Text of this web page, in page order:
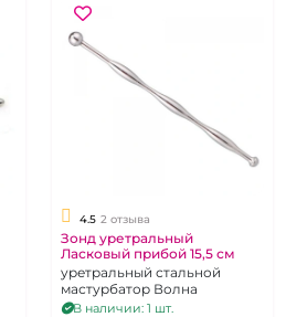
4.5 2 отзыва
Зонд уретральный
Ласковый прибой 15,5 см
уретральный стальной
мастурбатор Волна
В наличии: 1 шт.